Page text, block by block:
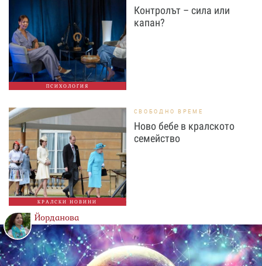
ПСИХОЛОГИЯ
Контролът – сила или
капан?
КРАЛСКИ НОВИНИ
СВОБОДНО ВРЕМЕ
Ново бебе в кралското
семейство
Йорданова